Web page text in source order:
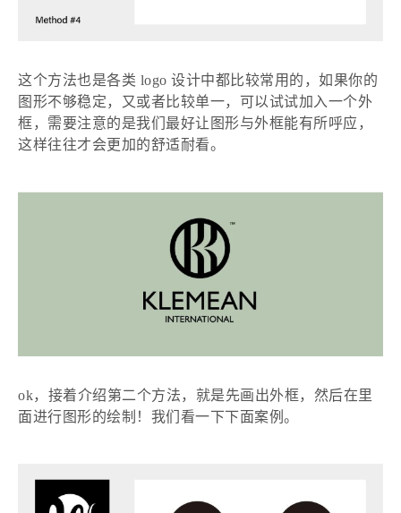
这个方法也是各类 logo 设计中都比较常用的，如果你的
图形不够稳定，又或者比较单一，可以试试加入一个外
框，需要注意的是我们最好让图形与外框能有所呼应，
这样往往才会更加的舒适耐看。
ok，接着介绍第二个方法，就是先画出外框，然后在里
面进行图形的绘制！我们看一下下面案例。